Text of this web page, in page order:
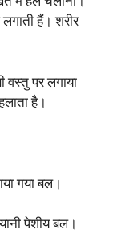
हैं। शरीर
वस्तु पर लगाया
है।
गया बल।
पेशीय बल।